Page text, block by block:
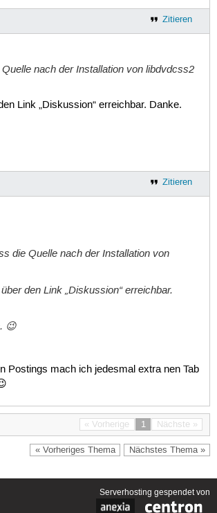
Zitieren
nach der Installation von libdvdcss2
Link „Diskussion“ erreichbar. Danke.
Zitieren
die Quelle nach der Installation von
den Link „Diskussion“ erreichbar.
😉
Postings mach ich jedesmal extra nen Tab
« Vorherige 1 Nächste »
« Vorheriges Thema Nächstes Thema »
Serverhosting gespendet von